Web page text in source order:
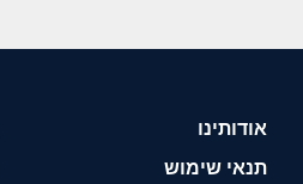
אודותינו
תנאי שימוש